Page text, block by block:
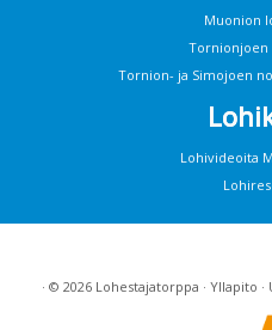
Muonion
Tornionjoen
Tornion- ja Simojoen
Lohivideoita
· © 2026 Lohestajatorppa · Yllapito ·